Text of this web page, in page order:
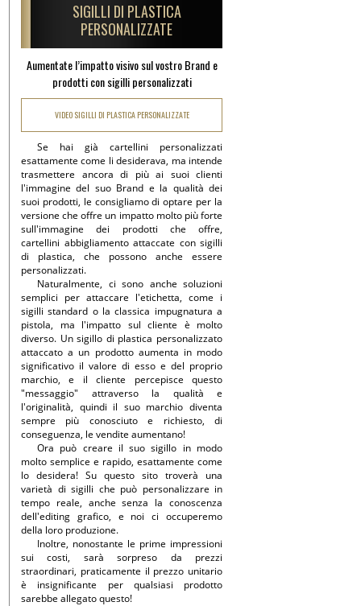
SIGILLI DI PLASTICA
PERSONALIZZATE
Aumentate l’impatto visivo sul vostro Brand e
prodotti con sigilli personalizzati
VIDEO SIGILLI DI PLASTICA PERSONALIZZATE
Se hai già cartellini personalizzati
esattamente come li desiderava, ma intende
trasmettere ancora di più ai suoi clienti
l'immagine del suo Brand e la qualità dei
suoi prodotti, le consigliamo di optare per la
versione che offre un impatto molto più forte
sull'immagine dei prodotti che offre,
cartellini abbigliamento attaccate con sigilli
di plastica, che possono anche essere
personalizzati.
Naturalmente, ci sono anche soluzioni
semplici per attaccare l'etichetta, come i
sigilli standard o la classica impugnatura a
pistola, ma l'impatto sul cliente è molto
diverso. Un sigillo di plastica personalizzato
attaccato a un prodotto aumenta in modo
significativo il valore di esso e del proprio
marchio, e il cliente percepisce questo
"messaggio" attraverso la qualità e
l'originalità, quindi il suo marchio diventa
sempre più conosciuto e richiesto, di
conseguenza, le vendite aumentano!
Ora può creare il suo sigillo in modo
molto semplice e rapido, esattamente come
lo desidera! Su questo sito troverà una
varietà di sigilli che può personalizzare in
tempo reale, anche senza la conoscenza
dell'editing grafico, e noi ci occuperemo
della loro produzione.
Inoltre, nonostante le prime impressioni
sui costi, sarà sorpreso da prezzi
straordinari, praticamente il prezzo unitario
è insignificante per qualsiasi prodotto
sarebbe allegato questo!